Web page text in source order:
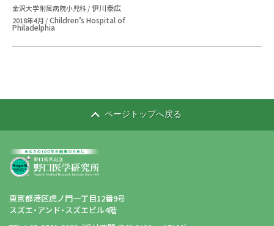
金沢大学附属病院小児科 / 伊川泰広
2018年4月 / Children’s Hospital of
Philadelphia
ページトップへ戻る
東京都港区虎ノ門一丁目12番9号
スズエ・アンド・スズエビル4階